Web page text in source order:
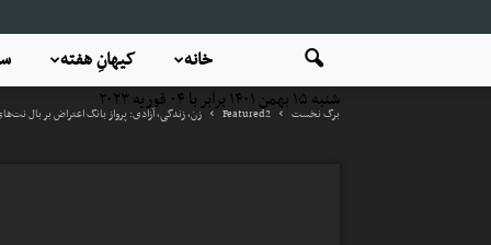
کیهانِ هفته خانه
برگ نخست Featured2 زن، زندگی، آزادی: پرواز بانگ اعتراض بر بال
شنبه ۱۵ بهمن ۱۴۰۱ برابر با ۰۴ فوریه ۲۰۲۳